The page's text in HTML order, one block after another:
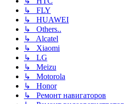
↳ FLY
↳ HUAWEI
↳ Others..
↳ Alcatel
↳ Xiaomi
↳ LG
↳ Meizu
↳ Motorola
↳ Honor
↳ Ремонт навигаторов